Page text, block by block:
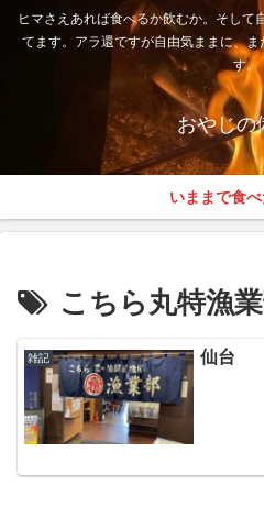
ヒマさえあれば食べるか飲むか。そして
てます。アラ還ですが自由気ままに、
す。
おやじの
いままで食
こちら丸特漁
雑記 仙台